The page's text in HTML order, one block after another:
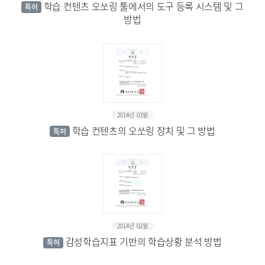
특허
학습 컨텐츠 오쏘링 툴에서의 도구 등록 시스템 및 그
방법
2014년 03월
특허 학습 컨텐츠의 오쏘링 장치 및 그 방법
2014년 02월
특허 감성학습지표 기반의 학습상황 분석 방법